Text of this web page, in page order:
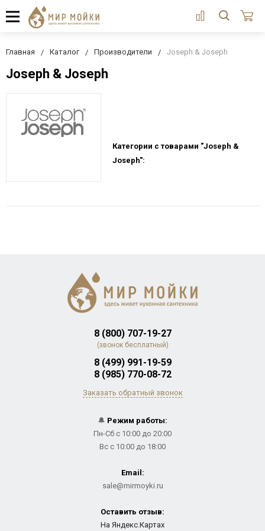
Главная Каталог Производители Joseph & Joseph
Joseph & Joseph
Категории с товарами "Joseph &
Joseph":
8 (800) 707-19-27
(звонок бесплатный)
8 (499) 991-19-59
8 (985) 770-08-72
Заказать обратный звонок
🔔 Режим работы:
Пн-Сб с 10:00 до 20:00
Вс с 10:00 до 18:00
Email:
sale@mirmoyki.ru
Оставить отзыв:
На Яндекс.Картах